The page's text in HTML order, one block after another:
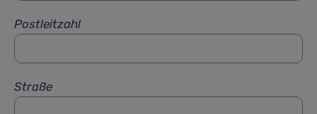
Postleitzahl
Straße